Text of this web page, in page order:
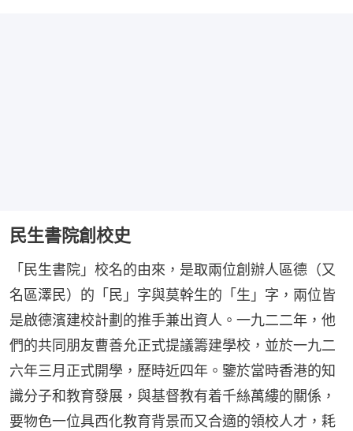
民生書院創校史
「民生書院」校名的由來，是取兩位創辦人區德（又
名區澤民）的「民」字與莫幹生的「生」字，兩位皆
是啟德濱建校計劃的推手兼出資人。一九二二年，他
們的共同朋友曹善允正式提議籌建學校，並於一九二
六年三月正式開學，歷時近四年。鑒於當時香港的知
識分子和教育發展，與基督教有着千絲萬縷的關係，
要物色一位具西化教育背景而又合適的領校人才，耗